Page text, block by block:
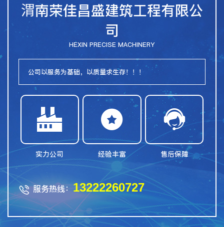
渭南荣佳昌盛建筑工程有限公
司
HEXIN PRECISE MACHINERY
公司以服务为基础，以质量求生存！！！

实力公司

经验丰富

售后保障
 服务热线：13222260727